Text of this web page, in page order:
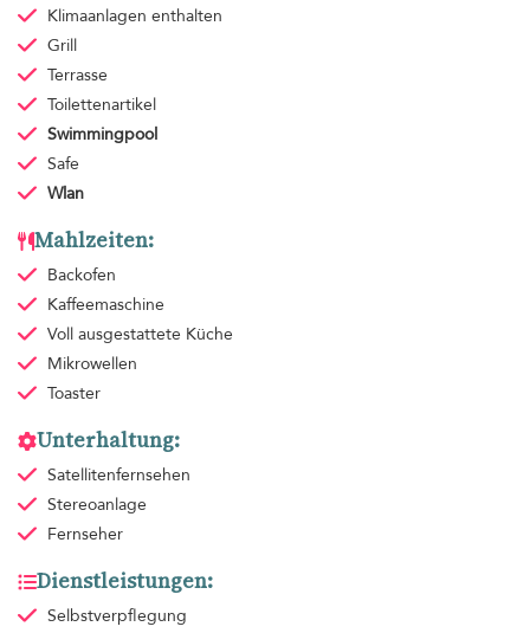
Klimaanlagen enthalten
Grill
Terrasse
Toilettenartikel
Swimmingpool
Safe
Wlan
Mahlzeiten:
Backofen
Kaffeemaschine
Voll ausgestattete Küche
Mikrowellen
Toaster
Unterhaltung:
Satellitenfernsehen
Stereoanlage
Fernseher
Dienstleistungen:
Selbstverpflegung